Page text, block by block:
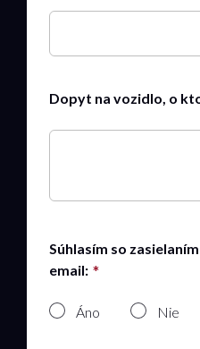
Dopyt na vozidlo, o
Súhlasím so
email:
Áno Nie